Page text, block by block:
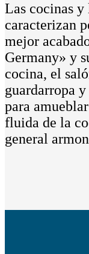
Las cocinas y
caracterizan
mejor
Germany» y
cocina, el
guardarropa
para
fluida de la
general